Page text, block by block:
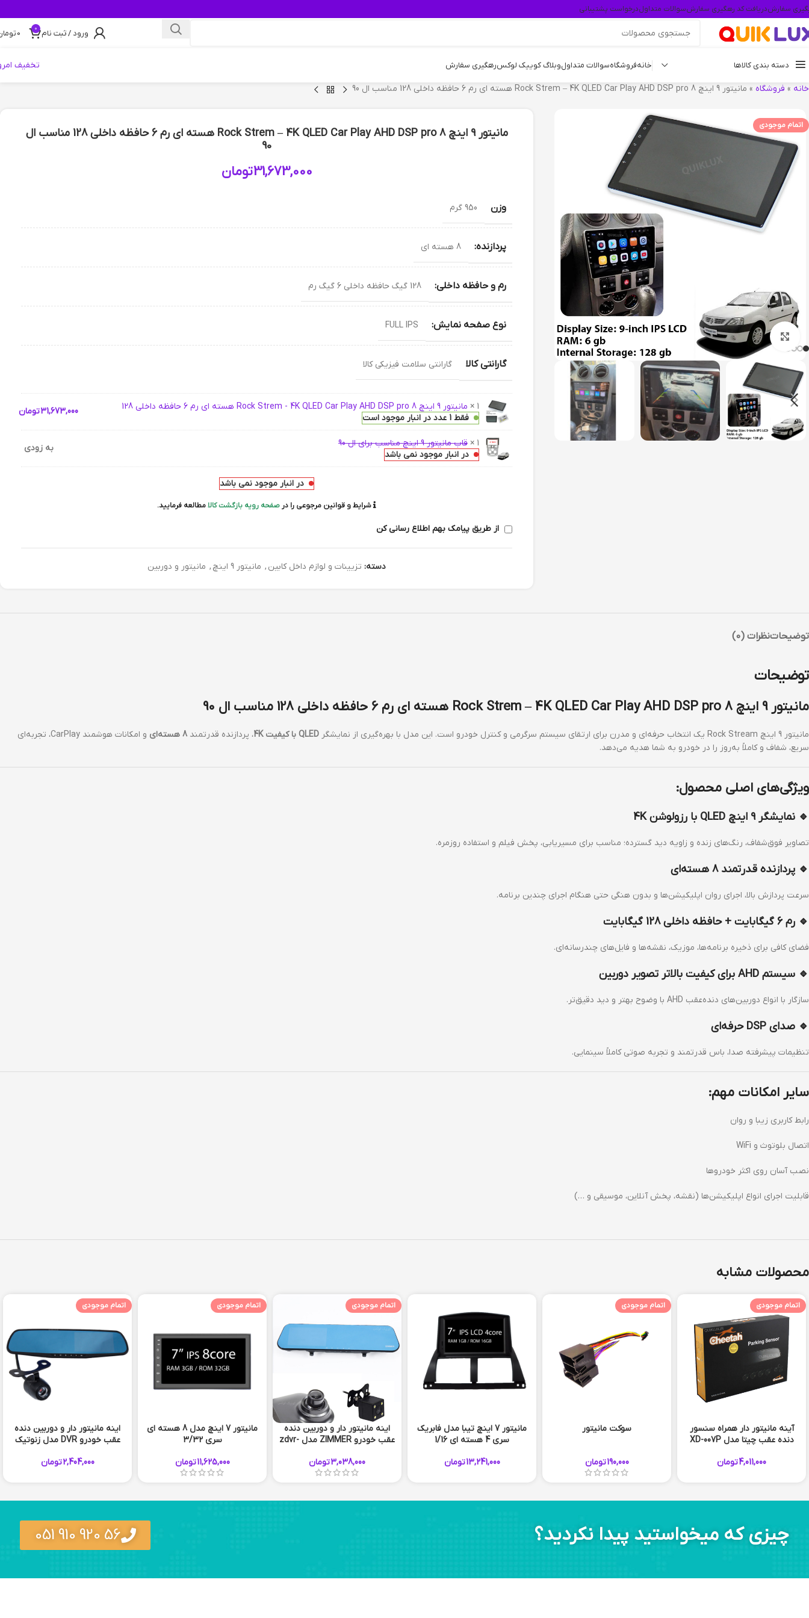
سفارشدریافت کد رهگیری سفارشسوالات متداولدرخواست پشتیبانی
ورود / ثبت نام 0
0
دسته بندی کالاها خانهفروشگاهسوالات متداولوبلاگ کوییک لوکسرهگیری سفارش تخفیف
خانه » فروشگاه » مانیتور 9 اینچ Rock Strem – 4K QLED Car Play AHD DSP pro 8 هسته ای رم 6 حافظه داخلی 128 مناسب ال 90
اتمام موجودی
بزرگنمایی تصویر
مانیتور 9 اینچ Rock Strem – 4K QLED Car Play AHD DSP pro 8 هسته ای رم 6 حافظه داخلی 128 مناسب ال
90
31,673,000تومان
وزن 950 گرم
پردازنده: 8 هسته ای
رم و حافظه داخلی: 128 گیگ حافظه داخلی 6 گیگ رم
نوع صفحه نمایش: FULL IPS
گارانتی کالا گارانتی سلامت فیزیکی کالا
1 ×
مانیتور 9 اینچ Rock Strem - 4K QLED Car Play AHD DSP pro 8 هسته ای رم 6 حافظه داخلی 128
فقط 1 عدد در انبار موجود است
31,673,000تومان
1 ×
قاب مانیتور 9 اینچ مناسب برای ال 90
در انبار موجود نمی باشد
به زودی
در انبار موجود نمی باشد
شرایط و قوانین مرجوعی را در صفحه رویه بازگشت کالامطالعه فرمایید.
از طریق پیامک بهم اطلاع رسانی کن
دسته: تزیینات و لوازم داخل کابین , مانیتور 9 اینچ , مانیتور و دوربین
توضیحاتنظرات (0)
توضیحات
مانیتور 9 اینچ Rock Strem – 4K QLED Car Play AHD DSP pro 8 هسته ای رم 6 حافظه داخلی 128 مناسب ال 90
مانیتور 9 اینچ Rock Stream یک انتخاب حرفه‌ای و مدرن برای ارتقای سیستم سرگرمی و کنترل خودرو است. این مدل با بهره‌گیری از نمایشگر QLED با کیفیت 4K ، پردازنده قدرتمند 8 هسته‌ای
و امکانات هوشمند CarPlay، تجربه‌ای
سریع، شفاف و کاملاً به‌روز را در خودرو به شما هدیه می‌دهد.
ویژگی‌های اصلی محصول:
🔹 نمایشگر 9 اینچ QLED با رزولوشن 4K
تصاویر فوق‌شفاف، رنگ‌های زنده و زاویه دید گسترده؛ مناسب برای مسیریابی، پخش فیلم و استفاده روزمره.
🔹 پردازنده قدرتمند 8 هسته‌ای
سرعت پردازش بالا، اجرای روان اپلیکیشن‌ها و بدون هنگی حتی هنگام اجرای چندین برنامه.
🔹 رم 6 گیگابایت + حافظه داخلی 128 گیگابایت
فضای کافی برای ذخیره برنامه‌ها، موزیک، نقشه‌ها و فایل‌های چندرسانه‌ای.
🔹 سیستم AHD برای کیفیت بالاتر تصویر دوربین
سازگار با انواع دوربین‌های دنده‌عقب AHD با وضوح بهتر و دید دقیق‌تر.
🔹 صدای DSP حرفه‌ای
تنظیمات پیشرفته صدا، باس قدرتمند و تجربه صوتی کاملاً سینمایی.
سایر امکانات مهم:
رابط کاربری زیبا و روان
اتصال بلوتوث و WiFi
نصب آسان روی اکثر خودروها
قابلیت اجرای انواع اپلیکیشن‌ها (نقشه، پخش آنلاین، موسیقی و …)
محصولات مشابه
اتمام موجودی
آینه مانیتور دار همراه سنسور
دنده عقب چیتا مدل XD-007P
4,011,000تومان
اتمام موجودی
سوکت مانیتور
190,000تومان
مانیتور 7 اینچ تیبا مدل فابریک
سری 4 هسته ای 1/16
13,241,000تومان
اتمام موجودی
اینه مانیتور دار و دوربین دنده
عقب خودرو ZIMMER مدل zdvr-
3,038,000تومان
اتمام موجودی
مانیتور 7 اینچ مدل 8 هسته ای
سری 3/32
11,625,000تومان
اتمام موجودی
اینه مانیتور دار و دوربین دنده
عقب خودرو DVR مدل زنوتیک
2,404,000تومان
چیزی که میخواستید پیدا نکردید؟ 56 920 910 051